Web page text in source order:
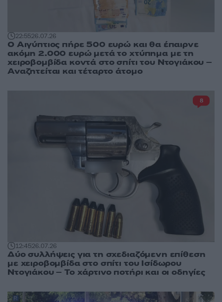
22:5526.07.26
Ο Αιγύπτιος πήρε 500 ευρώ και θα έπαιρνε
ακόμη 2.000 ευρώ μετά το χτύπημα με τη
χειροβομβίδα κοντά στο σπίτι του Ντογιάκου –
Αναζητείται και τέταρτο άτομο
12:4526.07.26
Δύο συλλήψεις για τη σχεδιαζόμενη επίθεση
με χειροβομβίδα στο σπίτι του Ισίδωρου
Ντογιάκου – Το χάρτινο ποτήρι και οι οδηγίες
8